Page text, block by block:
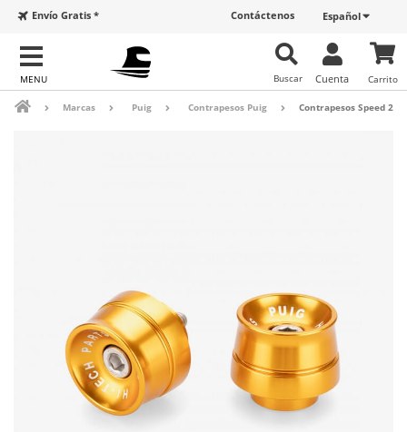
Español
Contáctenos
Envío Gratis *
Carrito
Cuenta
Buscar
Marcas Puig Contrapesos Puig Contrapesos Speed